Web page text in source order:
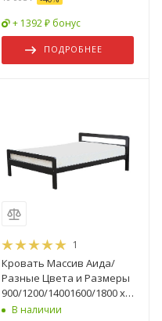
+ 1392 ₽ бонус
ПОДРОБНЕЕ
1
Кровать Массив Аида/
Разные Цвета и Размеры
900/1200/14001600/1800 х
2000 мм
В наличии